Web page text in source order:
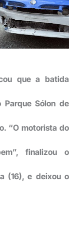
que a batida
Parque Sólon de
“O motorista do
finalizou o
(16), e deixou o